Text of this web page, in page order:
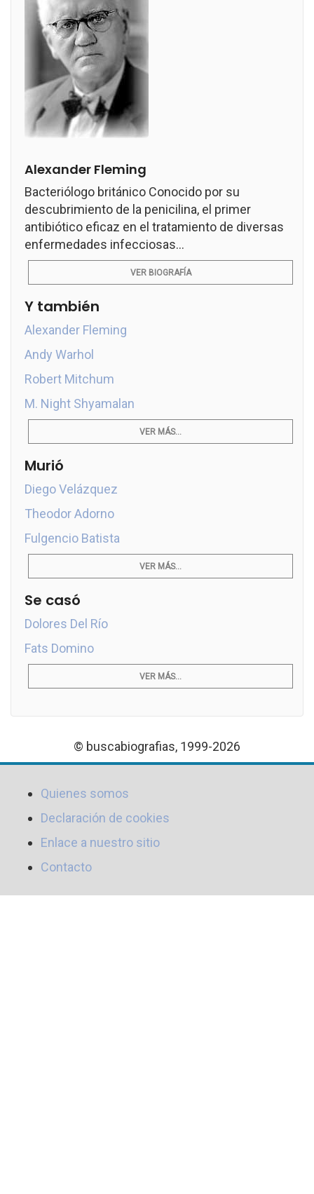
Alexander Fleming
Bacteriólogo británico Conocido por su
descubrimiento de la penicilina, el primer
antibiótico eficaz en el tratamiento de diversas
enfermedades infecciosas...
VER BIOGRAFÍA
Y también
Alexander Fleming
Andy Warhol
Robert Mitchum
M. Night Shyamalan
VER MÁS...
Murió
Diego Velázquez
Theodor Adorno
Fulgencio Batista
VER MÁS...
Se casó
Dolores Del Río
Fats Domino
VER MÁS...
© buscabiografias, 1999-2026
Quienes somos
Declaración de cookies
Enlace a nuestro sitio
Contacto